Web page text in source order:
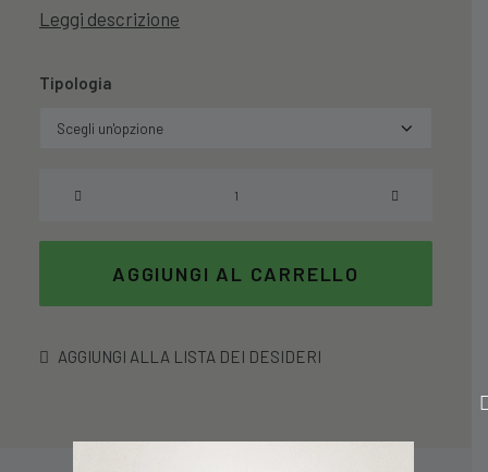
Leggi descrizione
Tipologia
Tree
Con
Porcellana
AGGIUNGI AL CARRELLO
AGGIUNGI ALLA LISTA DEI DESIDERI